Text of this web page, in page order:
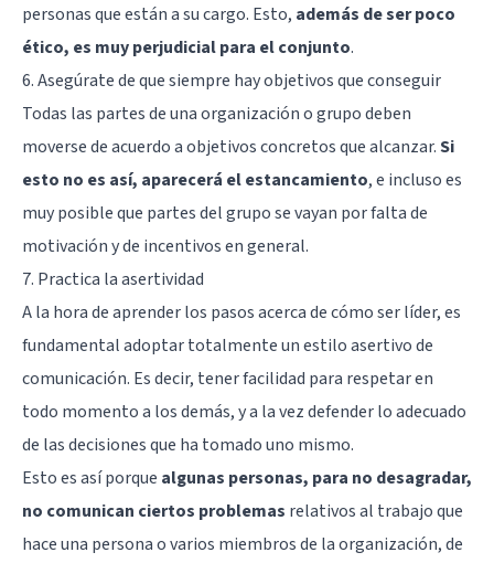
personas que están a su cargo. Esto, además de ser poco
ético, es muy perjudicial para el conjunto.
6. Asegúrate de que siempre hay objetivos que conseguir
Todas las partes de una organización o grupo deben
moverse de acuerdo a objetivos concretos que alcanzar.Si
esto no es así, aparecerá el estancamiento, e incluso es
muy posible que partes del grupo se vayan por falta de
motivación y de incentivos en general.
7. Practica la asertividad
A la hora de aprender los pasos acerca de cómo ser líder, es
fundamental adoptar totalmente un estilo asertivo de
comunicación. Es decir, tener facilidad para respetar en
todo momento a los demás, y a la vez defender lo adecuado
de las decisiones que ha tomado uno mismo.
Esto es así porque algunas personas, para no desagradar,
no comunican ciertos problemas relativos al trabajo que
hace una persona o varios miembros de la organización, de